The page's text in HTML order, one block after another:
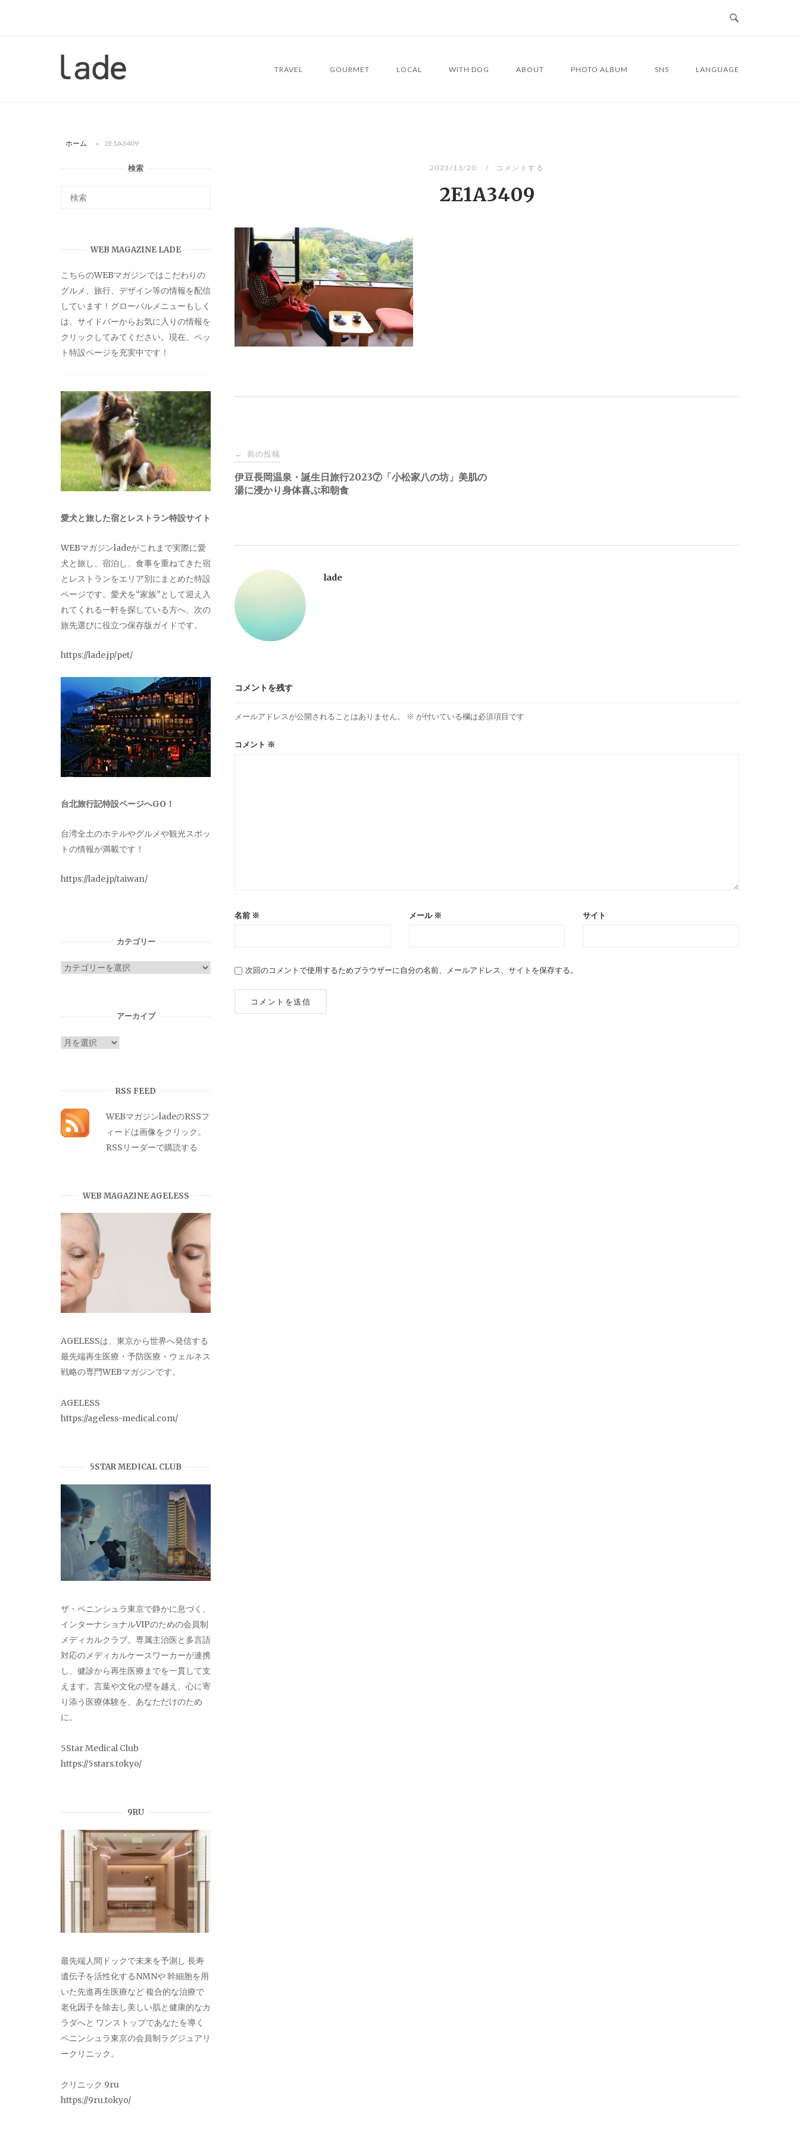
ー
TRAVEL GOURMET LOCAL WITH DOG ABOUT PHOTO ALBUM SNS LANGUAGE
ホーム » 2E1A3409
2023/11/20 コメントする
2E1A3409
投
稿
ゲ
ー
シ
ン
← 前の投稿
伊豆長岡温泉・誕生日旅行2023⑦「小松家八の坊」美肌の
湯に浸かり身体喜ぶ和朝食
lade
コメントを残す
メールアドレスが公開されることはありません。 ※ が付いている欄は必須項目です
コメント ※
名前 ※ メール ※ サイト
次回のコメントで使用するためブラウザーに自分の名前、メールアドレス、サイトを保存する。
検索
WEB MAGAZINE LADE
こちらのWEBマガジンではこだわりの
グルメ、旅行、デザイン等の情報を配信
しています！グローバルメニューもしく
は、サイドバーからお気に入りの情報を
クリックしてみてください。現在、ペッ
ト特設ページを充実中です！
愛犬と旅した宿とレストラン特設サイト
WEBマガジンladeがこれまで実際に愛
犬と旅し、宿泊し、食事を重ねてきた宿
とレストランをエリア別にまとめた特設
ページです。愛犬を“家族”として迎え入
れてくれる一軒を探している方へ、次の
旅先選びに役立つ保存版ガイドです。
https://lade.jp/pet/
台北旅行記特設ページへGO！
台湾全土のホテルやグルメや観光スポッ
トの情報が満載です！
https://lade.jp/taiwan/
カテゴリー
カ
アーカイブ
ア
RSS FEED
WEBマガジンladeのRSSフ
ィードは画像をクリック。
RSSリーダーで購読する
WEB MAGAZINE AGELESS
AGELESSは、東京から世界へ発信する
最先端再生医療・予防医療・ウェルネス
戦略の専門WEBマガジンです。
AGELESS
https://ageless-medical.com/
5STAR MEDICAL CLUB
ザ・ペニンシュラ東京で静かに息づく、
インターナショナルVIPのための会員制
メディカルクラブ。専属主治医と多言語
対応のメディカルケースワーカーが連携
し、健診から再生医療までを一貫して支
えます。言葉や文化の壁を越え、心に寄
り添う医療体験を、あなただけのため
に。
5Star Medical Club
https://5stars.tokyo/
9RU
最先端人間ドックで未来を予測し 長寿
遺伝子を活性化するNMNや 幹細胞を用
いた先進再生医療など 複合的な治療で
老化因子を除去し美しい肌と健康的なカ
ラダへと ワンストップであなたを導く
ペニンシュラ東京の会員制ラグジュアリ
ークリニック。
クリニック 9ru
https://9ru.tokyo/